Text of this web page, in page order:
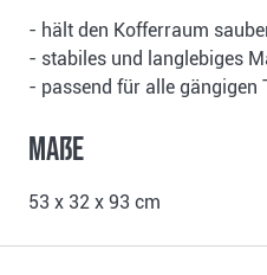
- hält den Kofferraum
- stabiles und langlebiges
- passend für alle gängigen
Maße
53 x 32 x 93 cm